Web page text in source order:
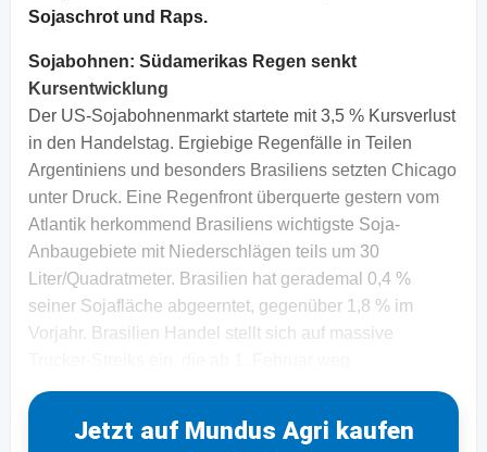
Sojaschrot und Raps.
Sojabohnen: Südamerikas Regen senkt
Kursentwicklung
Der US-Sojabohnenmarkt startete mit 3,5 % Kursverlust
in den Handelstag. Ergiebige Regenfälle in Teilen
Argentiniens und besonders Brasiliens setzten Chicago
unter Druck. Eine Regenfront überquerte gestern vom
Atlantik herkommend Brasiliens wichtigste Soja-
Anbaugebiete mit Niederschlägen teils um 30
Liter/Quadratmeter. Brasilien hat gerademal 0,4 %
seiner Sojafläche abgeerntet, gegenüber 1,8 % im
Vorjahr. Brasilien Handel stellt sich auf massive
Jetzt auf Mundus Agri kaufen